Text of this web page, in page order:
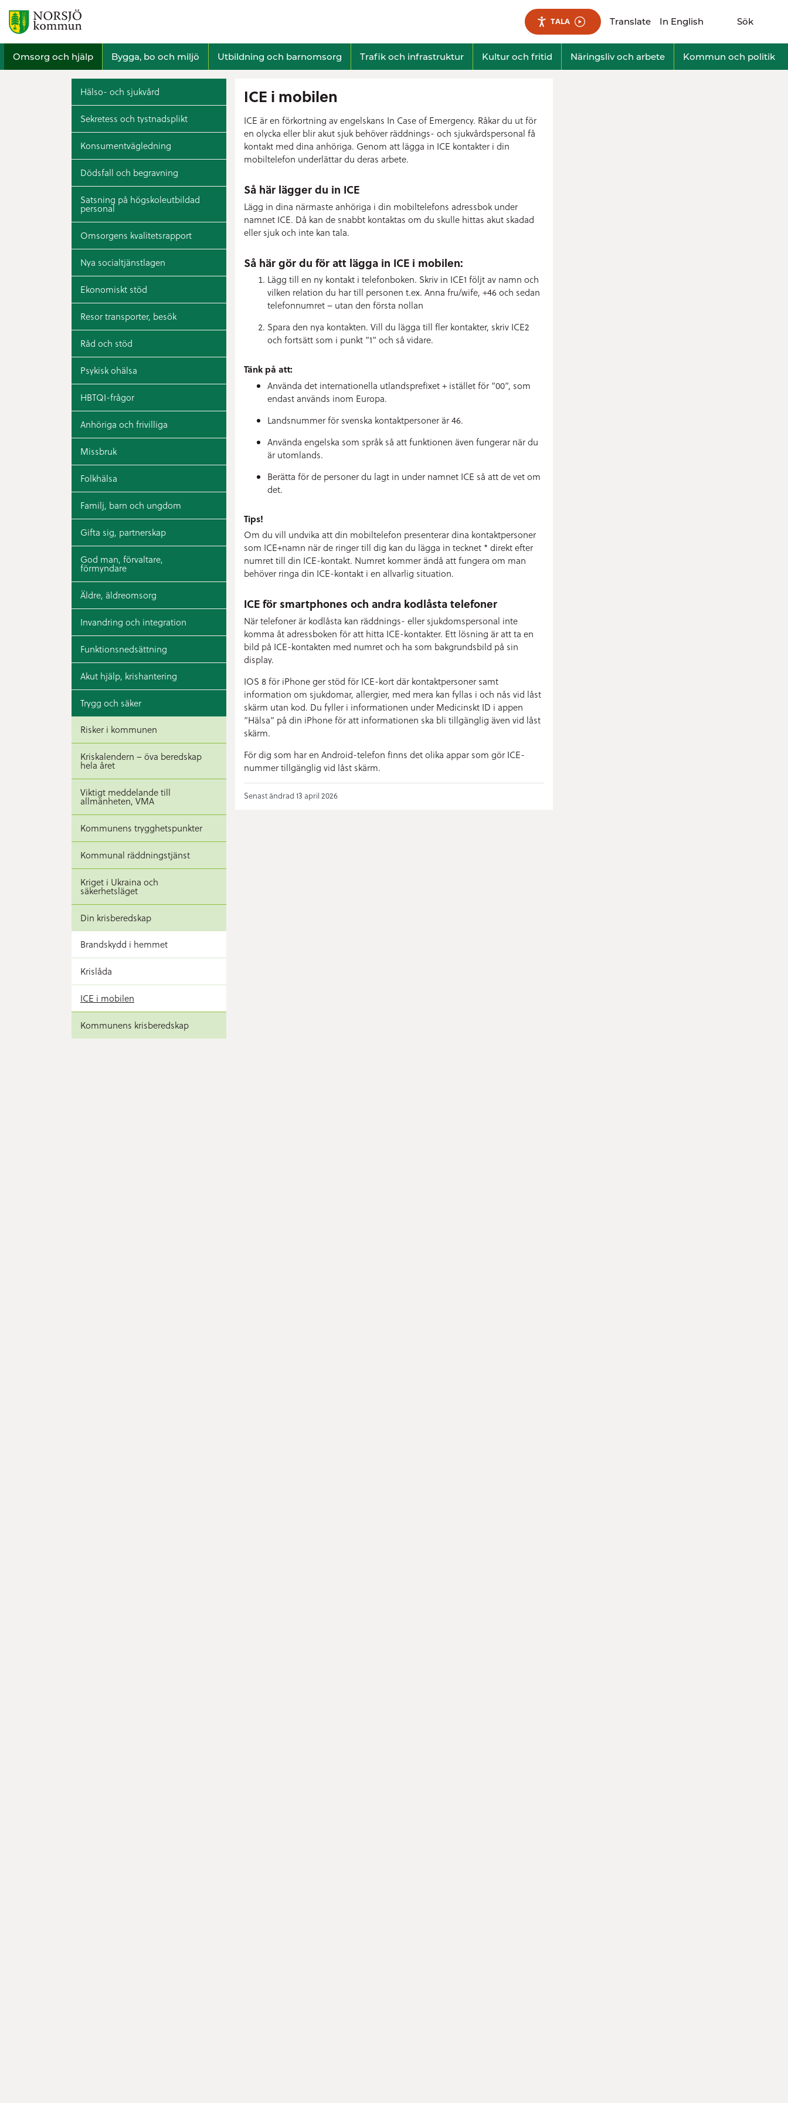
TALA Translate In English Sök
Visa sökfält
Omsorg och hjälp Bygga, bo och miljö Utbildning och barnomsorg Trafik och infrastruktur Kultur och fritid Näringsliv och arbete Kommun och politik
Hälso- och sjukvård
Sekretess och tystnadsplikt
Konsumentvägledning
Dödsfall och begravning
Satsning på högskoleutbildad
personal
Omsorgens kvalitetsrapport
Nya socialtjänstlagen
Ekonomiskt stöd
Resor transporter, besök
Råd och stöd
Psykisk ohälsa
HBTQI-frågor
Anhöriga och frivilliga
Missbruk
Folkhälsa
Familj, barn och ungdom
Gifta sig, partnerskap
God man, förvaltare,
förmyndare
Äldre, äldreomsorg
Invandring och integration
Funktionsnedsättning
Akut hjälp, krishantering
Trygg och säker
Risker i kommunen
Kriskalendern – öva beredskap
hela året
Viktigt meddelande till
allmänheten, VMA
Kommunens trygghetspunkter
Kommunal räddningstjänst
Kriget i Ukraina och
säkerhetsläget
Din krisberedskap
Brandskydd i hemmet
Krislåda
ICE i mobilen
Kommunens krisberedskap
ICE i mobilen
ICE är en förkortning av engelskans In Case of Emergency. Råkar du ut för
en olycka eller blir akut sjuk behöver räddnings- och sjukvårdspersonal få
kontakt med dina anhöriga. Genom att lägga in ICE kontakter i din
mobiltelefon underlättar du deras arbete.
Så här lägger du in ICE
Lägg in dina närmaste anhöriga i din mobiltelefons adressbok under
namnet ICE. Då kan de snabbt kontaktas om du skulle hittas akut skadad
eller sjuk och inte kan tala.
Så här gör du för att lägga in ICE i mobilen:
Lägg till en ny kontakt i telefonboken. Skriv in ICE1 följt av namn och
vilken relation du har till personen t.ex. Anna fru/wife, +46 och sedan
telefonnumret – utan den första nollan
Spara den nya kontakten. Vill du lägga till fler kontakter, skriv ICE2
och fortsätt som i punkt ”1” och så vidare.
Tänk på att:
Använda det internationella utlandsprefixet + istället för ”00”, som
endast används inom Europa.
Landsnummer för svenska kontaktpersoner är 46.
Använda engelska som språk så att funktionen även fungerar när du
är utomlands.
Berätta för de personer du lagt in under namnet ICE så att de vet om
det.
Tips!
Om du vill undvika att din mobiltelefon presenterar dina kontaktpersoner
som ICE+namn när de ringer till dig kan du lägga in tecknet * direkt efter
numret till din ICE-kontakt. Numret kommer ändå att fungera om man
behöver ringa din ICE-kontakt i en allvarlig situation.
ICE för smartphones och andra kodlåsta telefoner
När telefoner är kodlåsta kan räddnings- eller sjukdomspersonal inte
komma åt adressboken för att hitta ICE-kontakter. Ett lösning är att ta en
bild på ICE-kontakten med numret och ha som bakgrundsbild på sin
display.
IOS 8 för iPhone ger stöd för ICE-kort där kontaktpersoner samt
information om sjukdomar, allergier, med mera kan fyllas i och nås vid låst
skärm utan kod. Du fyller i informationen under Medicinskt ID i appen
”Hälsa” på din iPhone för att informationen ska bli tillgänglig även vid låst
skärm.
För dig som har en Android-telefon finns det olika appar som gör ICE-
nummer tillgänglig vid låst skärm.
Senast ändrad 13 april 2026